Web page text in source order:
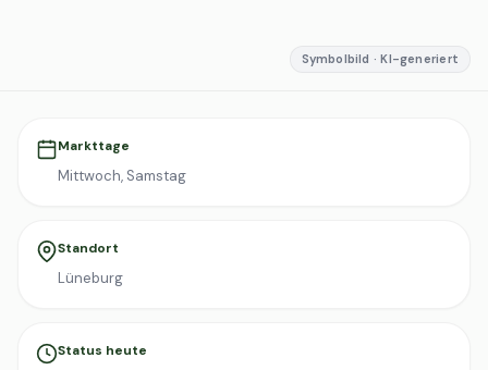
Symbolbild · KI-generiert
Markttage
Mittwoch, Samstag
Standort
Lüneburg
Status heute